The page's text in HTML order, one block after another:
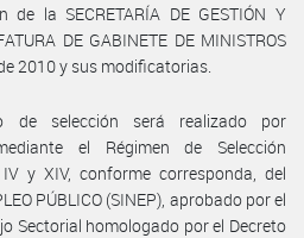
la SECRETARÍA DE GESTIÓN Y
DE GABINETE DE MINISTROS
2010 y sus modificatorias.
de selección será realizado por
el Régimen de Selección
y XIV, conforme corresponda, del
PÚBLICO (SINEP), aprobado por el
Sectorial homologado por el Decreto